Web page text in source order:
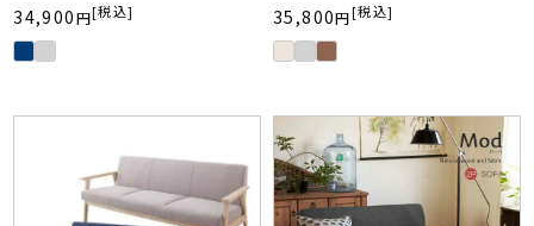
34,900 税込 35,800 税込